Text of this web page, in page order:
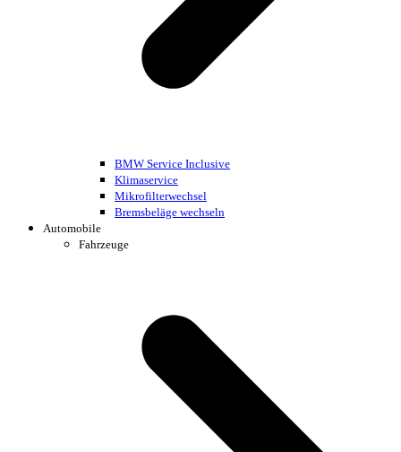
BMW Service Inclusive
Klimaservice
Mikrofilterwechsel
Bremsbeläge wechseln
Automobile
Fahrzeuge